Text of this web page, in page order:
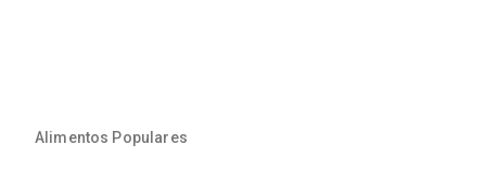
Alimentos Populares